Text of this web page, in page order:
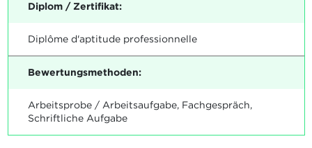
Diplom / Zertifikat:
Diplôme d'aptitude professionnelle
Bewertungsmethoden:
Arbeitsprobe / Arbeitsaufgabe, Fachgespräch,
Schriftliche Aufgabe